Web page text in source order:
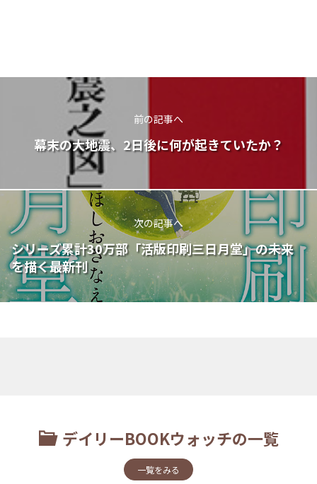
前の記事へ
幕末の大地震、2日後に何が起きていたか？
次の記事へ
シリーズ累計30万部「活版印刷三日月堂」の未来
を描く最新刊
デイリーBOOKウォッチの一覧
一覧をみる